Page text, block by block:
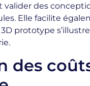
des
Elle facilite
prototype
des